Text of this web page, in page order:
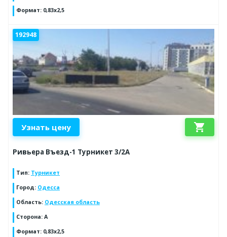
Формат: 0,83х2,5
192948
Узнать цену shopping_cart
Ривьера Въезд-1 Турникет 3/2А
Тип: Турникет
Город: Одесса
Область: Одесская область
Сторона: A
Формат: 0,83х2,5